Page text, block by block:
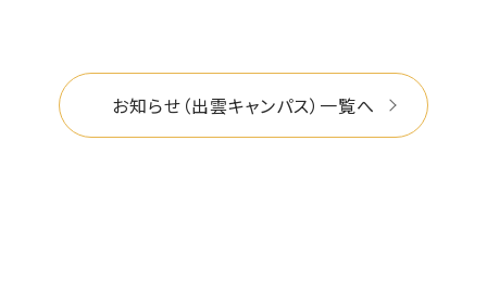
お知らせ（出雲キャンパス）一覧へ